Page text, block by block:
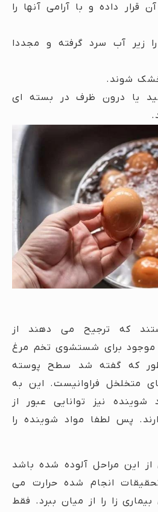
قرار داده و با آرامی آنها را
زیر آب سرد گرفته و مجددا
خشک شوند.
یا درون ظرف در بسته ای
که ترجیح می دهند از
برای شستشوی تخم مرغ
که گفته شد سطح پوسته
متخلخل فراوانیست. این به
نیز توانایی عبور از
پس لطفا مواد شوینده را
این مراحل آلوده شده باشد
انجام شده حرارت می
زا را از میان ببرد. فقط